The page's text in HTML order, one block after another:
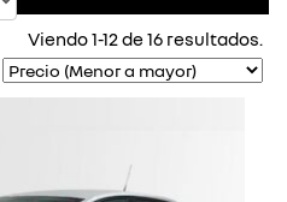
Viendo 1-12 de 16 resultados.